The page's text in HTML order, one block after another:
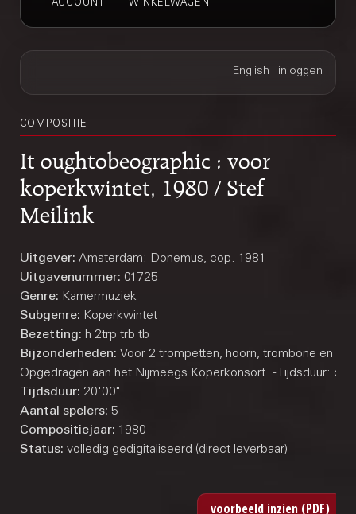
ACCOUNT
WINKELWAGEN
COMPOSITIE
It oughtobeographic : voor
koperkwintet, 1980 / Stef
Meilink
Uitgever: Amsterdam: Donemus, cop. 1981
Uitgavenummer: 01725
Genre: Kamermuziek
Subgenre: Koperkwintet
Bezetting: h 2trp trb tb
Bijzonderheden: Voor 2 trompetten, hoorn, trombone en
Opgedragen aan het Nijmeegs Koperkonsort. - Tijdsduur: ca.
Tijdsduur: 20'00"
Aantal spelers: 5
Compositiejaar: 1980
Status: volledig gedigitaliseerd (direct leverbaar)